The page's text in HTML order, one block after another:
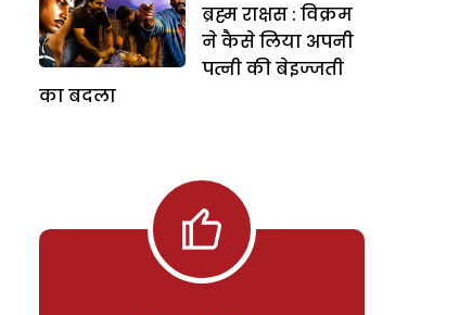
ब्रह्म राक्षस : विक्रम
ने कैसे लिया अपनी
पत्नी की बेइज्जती
का बदला